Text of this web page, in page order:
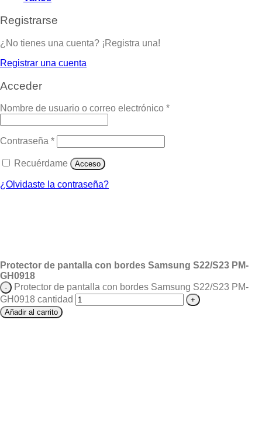
Registrarse
¿No tienes una cuenta? ¡Registra una!
Registrar una cuenta
Acceder
Nombre de usuario o correo electrónico *
Contraseña *
Recuérdame Acceso
¿Olvidaste la contraseña?
Protector de pantalla con bordes Samsung S22/S23 PM-
GH0918
Protector de pantalla con bordes Samsung S22/S23 PM-
GH0918 cantidad
Añadir al carrito